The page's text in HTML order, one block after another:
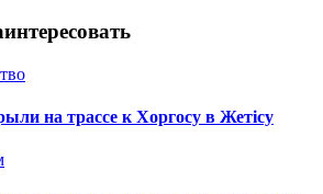
на трассе к Хоргосу в Жетісу